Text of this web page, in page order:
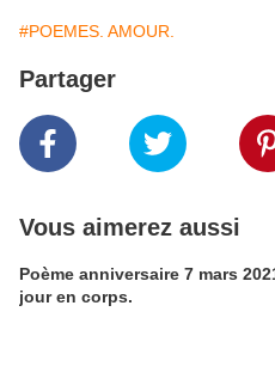
#POEMES. AMOUR.
Partager
Vous aimerez aussi
Poème anniversaire 7 mars
jour en corps.